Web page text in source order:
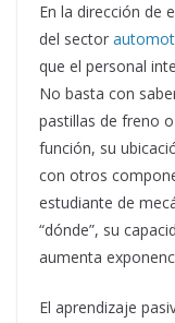
En la dirección de
del sector
que el personal
No basta con
pastillas de freno
función, su
con otros
estudiante de
“dónde”, su
aumenta
El aprendizaje